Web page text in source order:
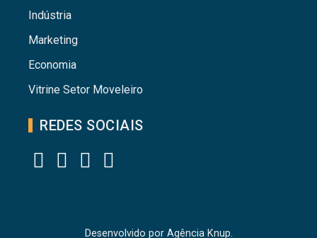
Indústria
Marketing
Economia
Vitrine Setor Moveleiro
REDES SOCIAIS
Desenvolvido por Agência Knup.